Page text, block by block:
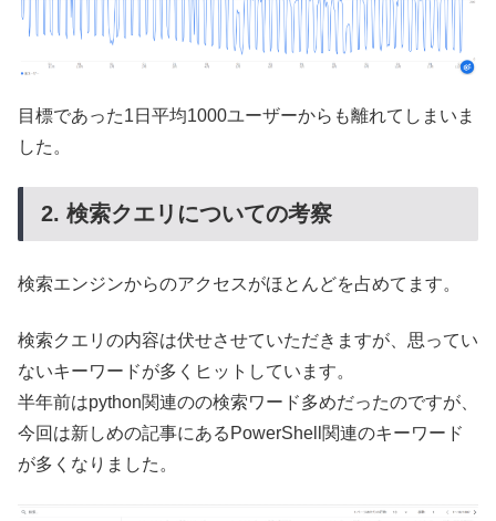
目標であった1日平均1000ユーザーからも離れてしまいま
した。
2. 検索クエリについての考察
検索エンジンからのアクセスがほとんどを占めてます。
検索クエリの内容は伏せさせていただきますが、思ってい
ないキーワードが多くヒットしています。
半年前はpython関連のの検索ワード多めだったのですが、
今回は新しめの記事にあるPowerShell関連のキーワード
が多くなりました。